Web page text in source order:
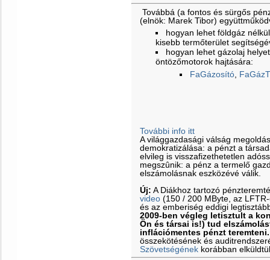
Továbbá (a fontos és sürgős
(elnök: Marek Tibor)
hogyan lehet földgáz
kisebb termőterület
hogyan lehet gázolaj
öntözőmotorok hajtására:
FaGázosító
További info itt
A világgazdasági válság
demokratizálása: a pénzt a
elvileg is visszafizethetetlen
megszûnik: a pénz a termelő
elszámolásnak eszközévé válik.
Új: A Diákhoz tartozó
video (150 / 200 MByte, az
és az emberiség eddigi
2009-ben végleg letisztult a
Ön és társai is!) tud
inflációmentes pénzt teremteni.
összekötésének és
Szövetségének korábban